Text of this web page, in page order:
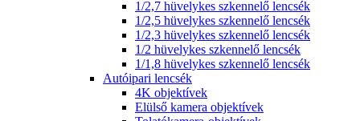
1/2,7 hüvelykes szkennelő lencsék
1/2,5 hüvelykes szkennelő lencsék
1/2,3 hüvelykes szkennelő lencsék
1/2 hüvelykes szkennelő lencsék
1/1,8 hüvelykes szkennelő lencsék
Autóipari lencsék
4K objektívek
Elülső kamera objektívek